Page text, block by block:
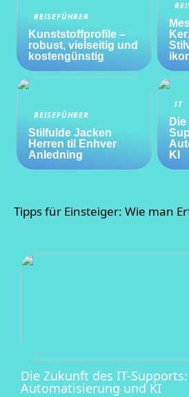
REISEFÜHRER
Kunststoffprofile –
robust, vielseitig und
kostengünstig
REISEFÜHRER
Stilfulde Jacken
Herren til Enhver
Anledning
IT
KI
Tipps für Einsteiger: Wie man
Die Zukunft des IT-Supports:
Automatisierung und KI